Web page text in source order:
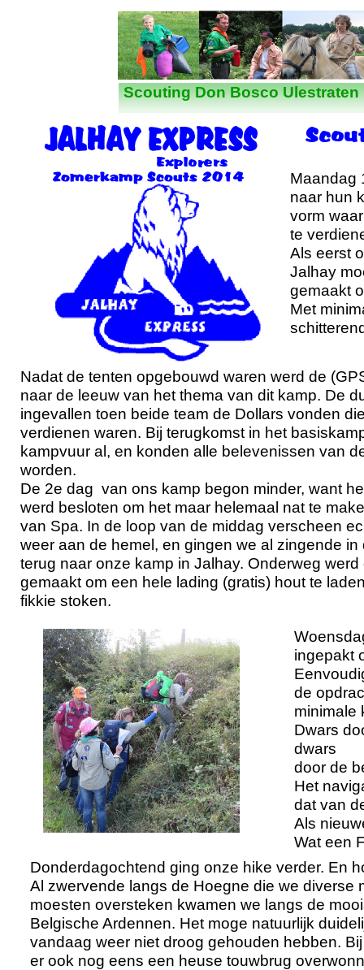
Nieuws
Scouting Don Bosco Ulestraten
Maandag
naar hun
vorm
te
Als eerst
Jalhay
gemaakt
Met
Nadat de tenten opgebouwd waren werd de
naar de leeuw van het thema van dit kamp. De
ingevallen toen beide team de Dollars vonden
verdienen waren. Bij terugkomst in het
kampvuur al, en konden alle belevenissen van
worden.
De 2e dag van ons kamp begon minder, want
werd besloten om het maar helemaal nat te
van Spa. In de loop van de middag verscheen
weer aan de hemel, en gingen we al zingende
terug naar onze kamp in Jalhay. Onderweg
gemaakt om een hele lading (gratis) hout te
fikkie stoken.
ingepakt
de
minimale
Dwars
dwars
door de
Het
dat van
Als
Wat een
Donderdagochtend ging onze hike verder. En
Al zwervende langs de Hoegne die we diverse
moesten oversteken kwamen we langs de
Belgische Ardennen. Het moge natuurlijk
vandaag weer niet droog gehouden hebben.
er ook nog eens een heuse touwbrug